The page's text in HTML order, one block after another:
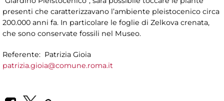
presenti che caratterizzavano l’ambiente pleistocenico circa
200.000 anni fa. In particolare le foglie di Zelkova crenata,
che sono conservate fossili nel Museo.
Referente: Patrizia Gioia
patrizia.gioia@comune.roma.it